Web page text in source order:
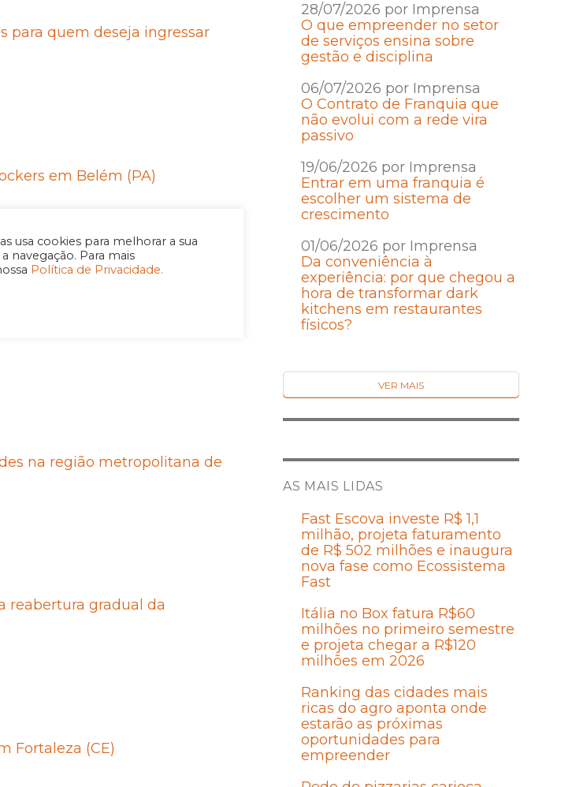
usa cookies para melhorar a sua
navegação. Para mais
Política de Privacidade.
para quem deseja ingressar
em Belém (PA)
Unibanco
na região metropolitana de
reabertura gradual da
Fortaleza (CE)
28/07/2026 por Imprensa
O que empreender no setor
de serviços ensina sobre
gestão e disciplina
06/07/2026 por Imprensa
O Contrato de Franquia que
não evolui com a rede vira
passivo
19/06/2026 por Imprensa
Entrar em uma franquia é
escolher um sistema de
crescimento
01/06/2026 por Imprensa
Da conveniência à
experiência: por que chegou a
hora de transformar dark
kitchens em restaurantes
físicos?
VER MAIS
AS MAIS LIDAS
Fast Escova investe R$ 1,1
milhão, projeta faturamento
de R$ 502 milhões e inaugura
nova fase como Ecossistema
Fast
Itália no Box fatura R$60
milhões no primeiro semestre
e projeta chegar a R$120
milhões em 2026
Ranking das cidades mais
ricas do agro aponta onde
estarão as próximas
oportunidades para
empreender